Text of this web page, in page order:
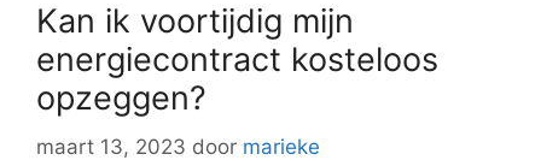
Kan ik voortijdig mijn
energiecontract kosteloos
opzeggen?
maart 13, 2023 door marieke